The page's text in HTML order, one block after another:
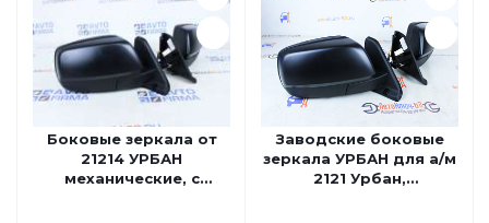
Боковые зеркала от
21214 УРБАН
механические, с
Заводские боковые
зеркала УРБАН для а/м
2121 Урбан,